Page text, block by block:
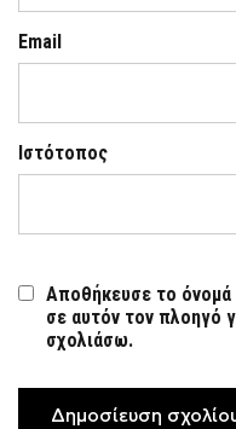
Email
Ιστότοπος
Αποθήκευσε το όνομά
σε αυτόν τον πλοηγό
σχολιάσω.